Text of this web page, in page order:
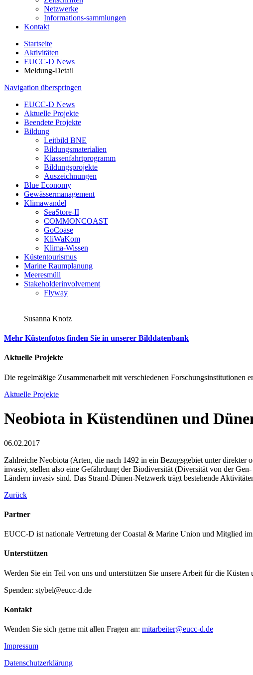
Netzwerke
Informations-sammlungen
Kontakt
Startseite
Aktivitäten
EUCC-D News
Meldung-Detail
Navigation überspringen
EUCC-D News
Aktuelle Projekte
Beendete Projekte
Bildung
Leitbild BNE
Bildungsmaterialien
Klassenfahrtprogramm
Bildungsprojekte
Auszeichnungen
Blue Economy
Gewässermanagement
Klimawandel
SeaStore-II
COMMONCOAST
GoCoase
KliWaKom
Klima-Wissen
Küstentourismus
Marine Raumplanung
Meeresmüll
Stakeholderinvolvement
Flyway
Susanna Knotz
Mehr Küstenfotos finden Sie in unserer Bilddatenbank
Aktuelle Projekte
Die regelmäßige Zusammenarbeit mit verschiedenen
Aktuelle Projekte
Neobiota in Küstendünen und
06.02.2017
Zahlreiche Neobiota (Arten, die nach 1492 in ein Bezugsgebiet unter
invasiv, stellen also eine Gefährdung der Biodiversität (Diversität von der
Ländern invasiv sind. Das Strand-Dünen-Netzwerk trägt bestehende
Zurück
Partner
EUCC-D ist nationale Vertretung der Coastal & Marine Union und Mitglied
Unterstützen
Werden Sie ein Teil von uns und unterstützen Sie unsere Arbeit für die Küsten
Spenden: stybel@eucc-d.de
Kontakt
Wenden Sie sich gerne mit allen Fragen an: mitarbeiter@eucc-d.de
Impressum
Datenschutzerklärung